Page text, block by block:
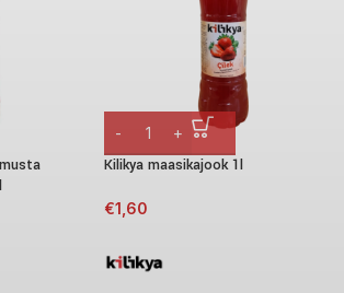
Kilikya maasikajook 1l
€1,60